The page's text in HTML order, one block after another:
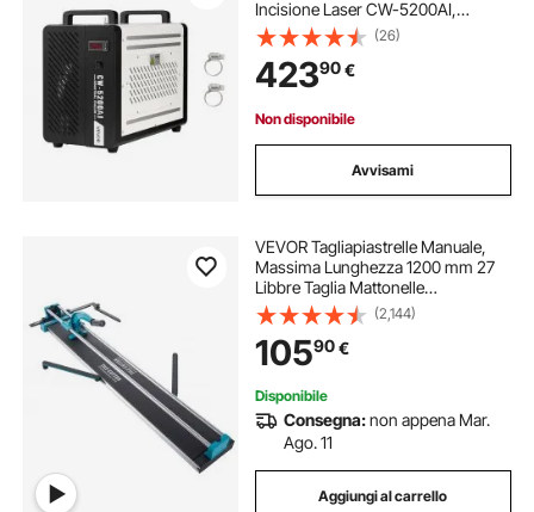
Incisione Laser CW-5200AI,
Sistema di Raffreddamento ad
Acqua con Compressore per Taglio
Laser da 650 W, Capacità 7 L,
Portata Max 16 L/min
(26)
42390€
Non disponibile
Avvisami
VEVOR Tagliapiastrelle Manuale,
Massima Lunghezza 1200 mm 27
Libbre Taglia Mattonelle
Professionale con Guida Laser
Regolabile per Il Taglio di
Precisione, Si Applica a Tutti I Tipi di
Piastrelle
(2,144)
10590€
Disponibile
Consegna:non appena Mar.
Ago. 11
Aggiungi al carrello